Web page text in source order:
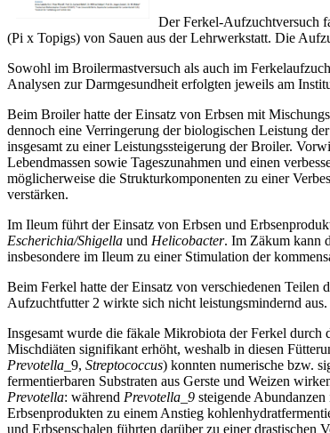
Der Ferkel-Aufzuchtversuch
(Pi x Topigs) von Sauen aus der Lehrwerkstatt. Die
Sowohl im Broilermastversuch als auch im
Analysen zur Darmgesundheit erfolgten jeweils am
Beim Broiler hatte der Einsatz von Erbsen mit
dennoch eine Verringerung der biologischen Leistung
insgesamt zu einer Leistungssteigerung der Broiler.
Lebendmassen sowie Tageszunahmen und einen
möglicherweise die Strukturkomponenten zu einer
verstärken.
Im Ileum führt der Einsatz von Erbsen und
Escherichia/Shigella und Helicobacter. Im Zäkum kann
insbesondere im Ileum zu einer Stimulation der
Beim Ferkel hatte der Einsatz von verschiedenen
Aufzuchtfutter 2 wirkte sich nicht leistungsmindernd aus.
Insgesamt wurde die fäkale Mikrobiota der Ferkel
Mischdiäten signifikant erhöht, weshalb in diesen
Prevotella _9, Streptococcus) konnten numerische bzw.
fermentierbaren Substraten aus Gerste und Weizen
Prevotella: während Prevotella_9 steigende
Erbsenprodukten zu einem Anstieg
und Erbsenschalen führten darüber zu einer drastischen